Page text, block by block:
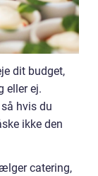
dit budget,
eller ej.
hvis du
ikke den
catering,